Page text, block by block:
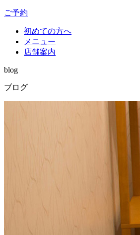
ご予約
初めての方へ
メニュー
店舗案内
blog
ブログ